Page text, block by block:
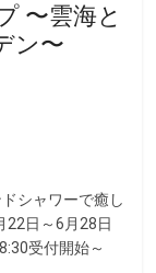
〜雲海と
ン〜
シャワーで癒し
22日～6月28日
受付開始～